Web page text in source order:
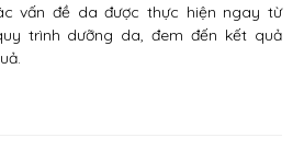
vấn đề da được thực hiện ngay từ
trình dưỡng da, đem đến kết quả